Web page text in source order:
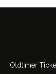
Oldtimer